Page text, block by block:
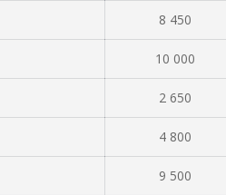
8 450
10 000
2 650
4 800
9 500